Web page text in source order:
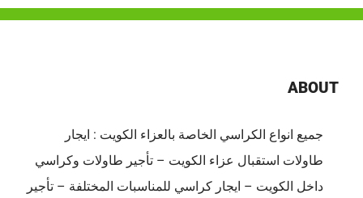
ABOUT
جميع انواع الكراسي الخاصة بالعزاء الكويت : ايجار
طاولات استقبال عزاء الكويت – تأجير طاولات وكراسي
داخل الكويت – ايجار كراسي للمناسبات المختلفة – تأجير